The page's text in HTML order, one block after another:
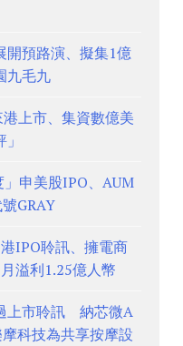
開預路演、擬集1億
九毛九
上市、集資數億美
申美股IPO、AUM
GRAY
IPO聆訊、擁電商
溢利1.25億人幣
上市聆訊 納芯微A
科技為共享按摩設